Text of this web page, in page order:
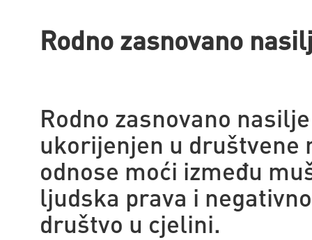
Rodno zasnovano
Rodno zasnovano
ukorijenjen u društvene
odnose moći između
ljudska prava i
društvo u cjelini.